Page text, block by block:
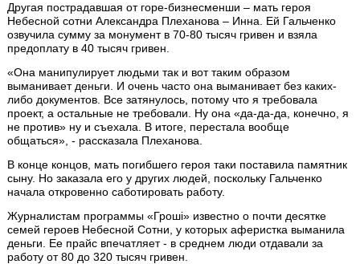
Другая пострадавшая от горе-бизнесменши – мать героя
Небесной сотни Александра Плеханова – Инна. Ей Гальченко
озвучила сумму за монумент в 70-80 тысяч гривен и взяла
предоплату в 40 тысяч гривен.
«Она манипулирует людьми так и вот таким образом
выманивает деньги. И очень часто она выманивает без каких-
либо документов. Все затянулось, потому что я требовала
проект, а остальные не требовали. Ну она «да-да-да, конечно, я
не против» ну и съехала. В итоге, перестала вообще
общаться», - рассказала Плеханова.
В конце концов, мать погибшего героя таки поставила памятник
сыну. Но заказала его у других людей, поскольку Гальченко
начала откровенно саботировать работу.
Журналистам программы «Гроші» известно о почти десятке
семей героев Небесной Сотни, у которых аферистка выманила
деньги. Ее прайс впечатляет - в среднем люди отдавали за
работу от 80 до 320 тысяч гривен.